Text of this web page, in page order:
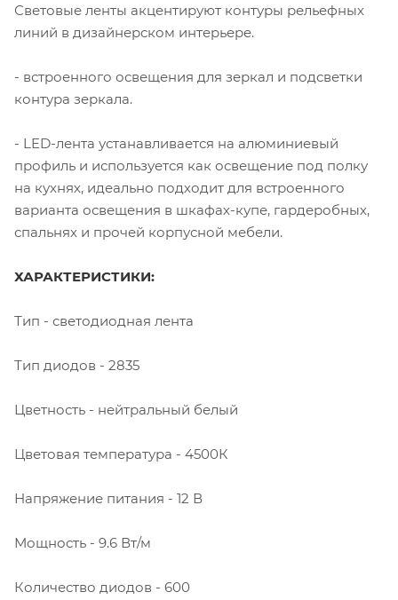
Световые ленты акцентируют контуры рельефных
линий в дизайнерском интерьере.
- встроенного освещения для зеркал и подсветки
контура зеркала.
- LED-лента устанавливается на алюминиевый
профиль и используется как освещение под полку
на кухнях, идеально подходит для встроенного
варианта освещения в шкафах-купе, гардеробных,
спальнях и прочей корпусной мебели.
ХАРАКТЕРИСТИКИ:
Тип - светодиодная лента
Тип диодов - 2835
Цветность - нейтральный белый
Цветовая температура - 4500К
Напряжение питания - 12 В
Мощность - 9.6 Вт/м
Количество диодов - 600